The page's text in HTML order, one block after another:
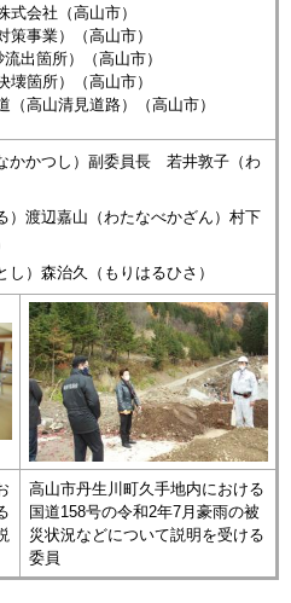
式会社（高山市）
策事業）（高山市）
出箇所）（高山市）
壊箇所）（高山市）
（高山清見道路）（高山市）
かかつし）副委員長 若井敦子（わ
）渡辺嘉山（わたなべかざん）村下
）森治久（もりはるひさ）
高山市丹生川町久手地内における
国道158号の令和2年7月豪雨の被
災状況などについて説明を受ける
委員